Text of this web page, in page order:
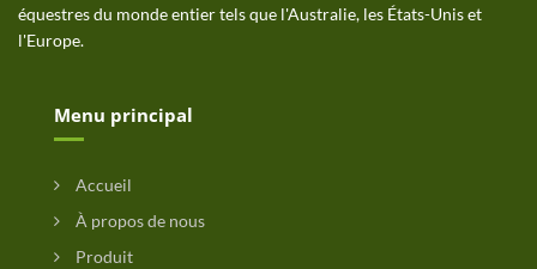
équestres du monde entier tels que l'Australie, les États-Unis et
l'Europe.
Menu principal
Accueil
À propos de nous
Produit